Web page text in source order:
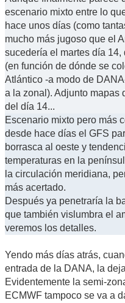
escenario mixto entre lo
hace unos días (como
mucho más jugoso que el
sucedería el martes día
(en función de dónde se
Atlántico -a modo de
a la zonal). Adjunto mapas
del día 14...
Escenario mixto pero más
desde hace días el GFS
borrasca al oeste y
temperaturas en la
la circulación meridiana,
más acertado.
Después ya penetraría la
que también vislumbra el
veremos los detalles.
Yendo más días atrás,
entrada de la DANA, la
Evidentemente la semi-
ECMWF tampoco se va a